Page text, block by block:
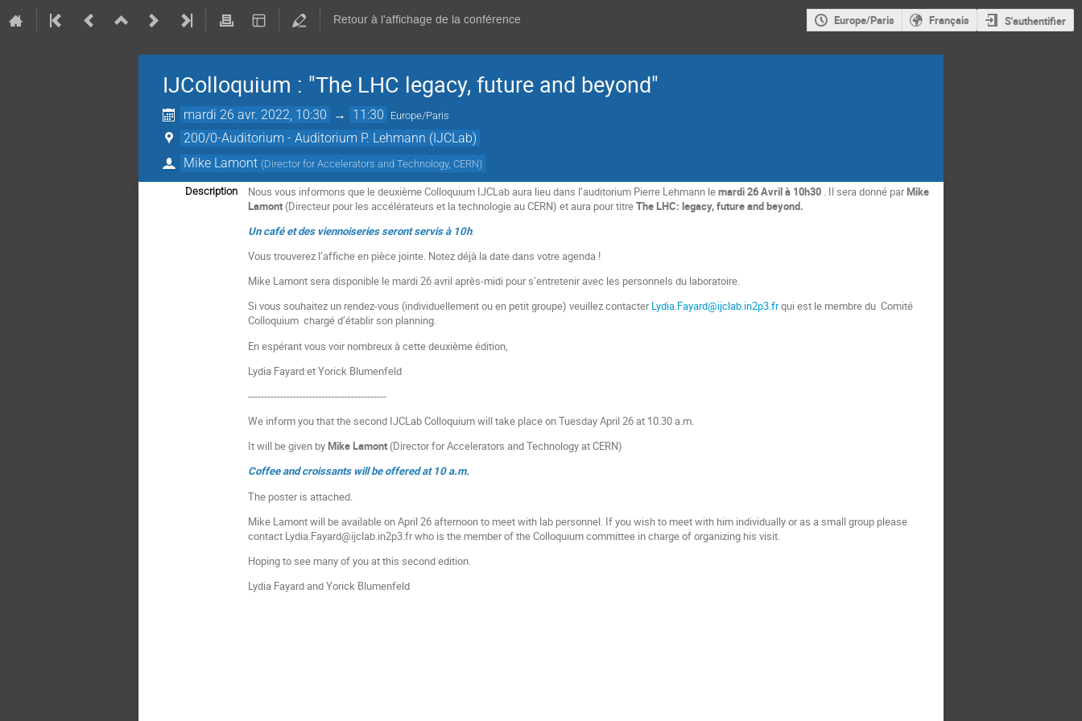
Retour à l'affichage de la conférence Europe/Paris Français S'authentifier
IJColloquium : "The LHC legacy, future and beyond"
mardi 26 avr. 2022, 10:30 → 11:30 Europe/Paris
200/0-Auditorium - Auditorium P. Lehmann (IJCLab)
Mike Lamont (Director for Accelerators and Technology, CERN)
Description Nous vous informons que le deuxième Colloquium IJCLab aura lieu dans l’auditorium Pierre Lehmann lemardi 26 Avril à 10h30 . Il sera donné parMike
Lamont (Directeur pour les accélérateurs et la technologie au CERN) et aura pour titreThe LHC: legacy, future and beyond.
Un café et des viennoiseries seront servis à 10h.
Vous trouverez l’affiche en pièce jointe. Notez déjà la date dans votre agenda !
Mike Lamont sera disponible le mardi 26 avril après-midi pour s’entretenir avec les personnels du laboratoire.
Si vous souhaitez un rendez-vous (individuellement ou en petit groupe) veuillez contacterLydia.Fayard@ijclab.in2p3.frqui est le membre du Comité
Colloquium chargé d’établir son planning.
En espérant vous voir nombreux à cette deuxième édition,
Lydia Fayard et Yorick Blumenfeld
-------------------------------------------
We inform you that the second IJCLab Colloquium will take place on Tuesday April 26 at 10.30 a.m.
It will be given byMike Lamont (Director for Accelerators and Technology at CERN)
Coffee and croissants will be offered at 10 a.m.
The poster is attached.
Mike Lamont will be available on April 26 afternoon to meet with lab personnel. If you wish to meet with him individually or as a small group please
contact Lydia.Fayard@ijclab.in2p3.fr who is the member of the Colloquium committee in charge of organizing his visit.
Hoping to see many of you at this second edition.
Lydia Fayard and Yorick Blumenfeld